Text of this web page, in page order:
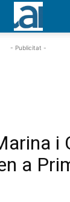
- Publicitat -
i
a